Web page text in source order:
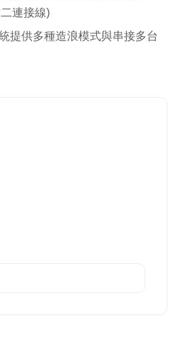
連接線)
提供多種造浪模式與串接多台